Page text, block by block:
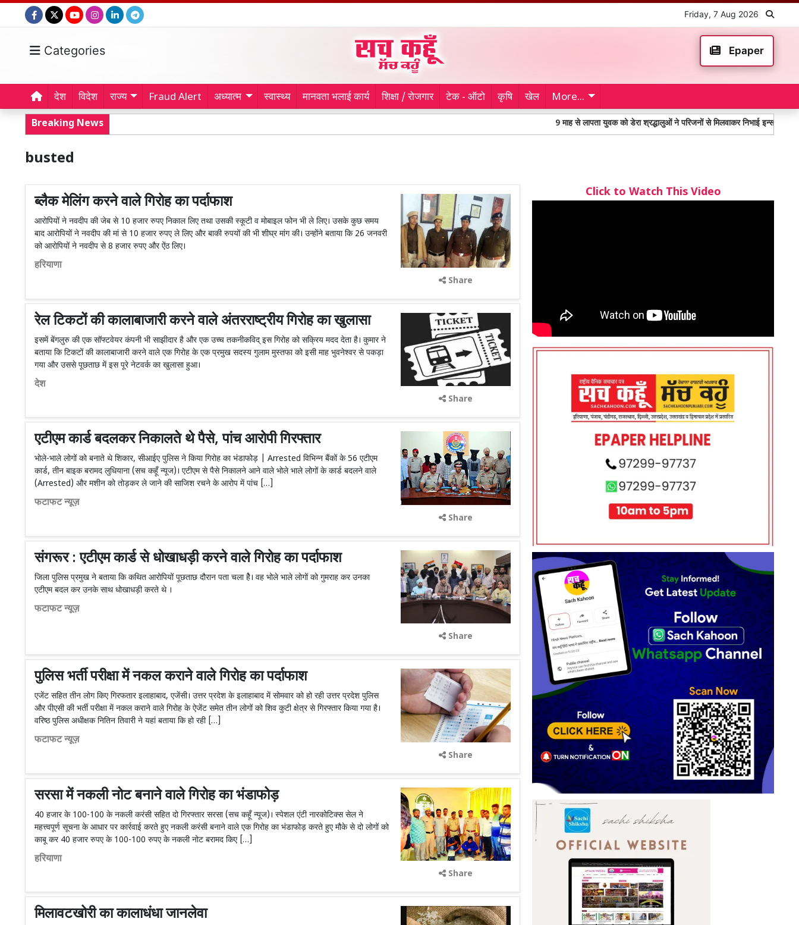
Friday, 7 Aug 2026
Categories Epaper
देश विदेश राज्य Fraud Alert अध्यात्म स्वास्थ्य मानवता भलाई कार्य शिक्षा / रोजगार टेक - ऑटो कृषि खेल More...
Breaking News 9 माह से लापता युवक को डेरा श्रद्धालुओं ने परिजनों से मिलवाकर निभाई इन्सानियत
busted
ब्लैक मेलिंग करने वाले गिरोह का पर्दाफाश
आरोपियों ने नवदीप की जेब से 10 हजार रुपए निकाल लिए तथा उसकी स्कूटी व मोबाइल फोन भी ले लिए। उसके कुछ समय
बाद आरोपियों ने नवदीप की मां से 10 हजार रुपए ले लिए और बाकी रुपयों की भी शीघ्र मांग की। उन्होंने बताया कि 26 जनवरी
को आरोपियों ने नवदीप से 8 हजार रुपए और ऐंठ लिए।
हरियाणा
Share
रेल टिकटों की कालाबाजारी करने वाले अंतरराष्ट्रीय गिरोह का खुलासा
इसमें बेंगलुरु की एक सॉफ्टवेयर कंपनी भी साझीदार है और एक उच्च तकनीकविद् इस गिरोह को सक्रिय मदद देता है। कुमार ने
बताया कि टिकटों की कालाबाजारी करने वाले एक गिरोह के एक प्रमुख सदस्य गुलाम मुस्तफा को इसी माह भुवनेश्वर से पकड़ा
गया और उससे पूछताछ में इस पूरे नेटवर्क का खुलासा हुआ।
देश
Share
एटीएम कार्ड बदलकर निकालते थे पैसे, पांच आरोपी गिरफ्तार
भोले-भाले लोगों को बनाते थे शिकार, सीआईए पुलिस ने किया गिरोह का भंडाफोड़ | Arrested विभिन्न बैंकों के 56 एटीएम
कार्ड, तीन बाइक बरामद लुधियाना (सच कहूँ न्यूज)। एटीएम से पैसे निकालने आने वाले भोले भाले लोगों के कार्ड बदलने वाले
(Arrested) और मशीन को तोड़कर ले जाने की साजिश रचने के आरोप में पांच […]
फटाफट न्यूज़
Share
संगरूर : एटीएम कार्ड से धोखाधड़ी करने वाले गिरोह का पर्दाफाश
जिला पुलिस प्रमुख ने बताया कि कथित आरोपियों पूछताछ दौरान पता चला हैे। वह भोले भाले लोगों को गुमराह कर उनका
एटीएम बदल कर उनके साथ धोखाधड़ी करते थे ।
फटाफट न्यूज़
Share
पुलिस भर्ती परीक्षा में नकल कराने वाले गिरोह का पर्दाफाश
एजेंट सहित तीन लोग किए गिरफतार इलाहाबाद, एजेंसी। उत्तर प्रदेश के इलाहाबाद में सोमवार को हो रही उत्तर प्रदेश पुलिस
और पीएसी की भर्ती परीक्षा में नकल कराने वाले गिरोह के ऐजेंट समेत तीन लोगों को शिव कुटी क्षेत्र से गिरफ्तार किया गया है।
वरिष्ठ पुलिस अधीक्षक नितिन तिवारी ने यहां बताया कि हो रही […]
फटाफट न्यूज़
Share
सरसा में नकली नोट बनाने वाले गिरोह का भंडाफोड़
40 हजार के 100-100 के नकली करंसी सहित दो गिरफ्तार सरसा (सच कहूँ न्यूज)। स्पेशल एंटी नारकोटिक्स सेल ने
महत्त्वपूर्ण सूचना के आधार पर कार्रवाई करते हुए नकली करंसी बनाने वाले एक गिरोह का भंडाफोड़ करते हुए मौके से दो लोगों को
काबू कर 40 हजार रुपए के 100-100 रुपए के नकली नोट बरामद किए […]
हरियाणा
Share
मिलावटखोरी का कालाधंधा जानलेवा
Click to Watch This Video